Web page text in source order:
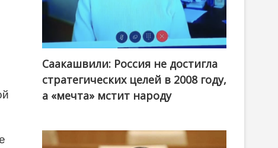
Саакашвили: Россия не достигла
стратегических целей в 2008 году,
а «мечта» мстит народу